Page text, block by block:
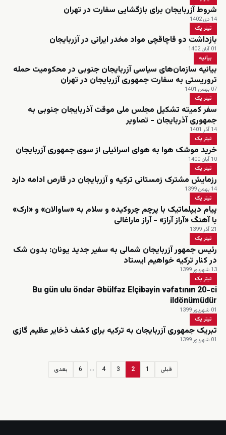
شروط آزربایجان برای بازگشایی سفارت در تهران
14 دی 1402
تیتر یک
بازداشت دو قاچاقچی مواد مخدر ایرانی در آزربایجان
01 آبان 1402
بیانیه
بیانیه سازمان‌های سیاسی آزربایجان جنوبی در محکومیت حمله
تروریستی به سفارت جمهوری آزربایجان در تهران
07 بهمن 1401
تیتر یک
سفر کمیته تشکیل مجلس ملی موقت آذربایجان جنوبی به
جمهوری آذربایجان - تصاویر
14 آذر 1401
تیتر یک
خرید موشک هوا به هوای اسرائیلی از سوی جمهوری آزربایجان
10 آبان 1400
تیتر یک
رزمایش مشترک زمستانی ترکیه و آزربایجان در قارص ادامه دارد
14 بهمن 1399
تیتر یک
پیام دیپلماتیک با پرچم چروکیده و سلام به «ساوالان» و «ارک»
با آهنگ «آراز آراز» - آراز ماراغالی
21 آذر 1399
تیتر یک
رئیس جمهور آزربایجان شمالی به سفیر جدید یونان: بدون شک
در کنار ترکیه خواهیم ایستاد
13 شهریور 1399
تیتر یک
Bu gün ulu öndər Əbülfəz Elçibəyin vəfatının 20-ci
ildönümüdür
01 شهریور 1399
تیتر یک
تبریک جمهوری آزربایجان به ترکیه برای کشف ذخایر عظیم گازی
01 شهریور 1399
قبلی 1
2
3
4
…
6 بعدی